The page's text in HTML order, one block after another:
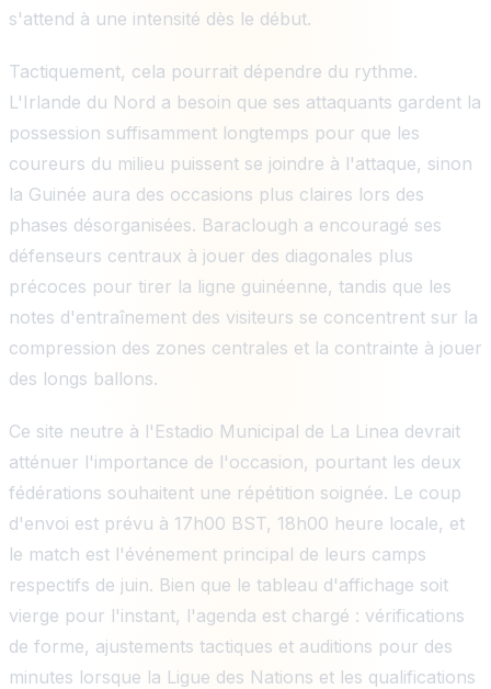
s'attend à une intensité dès le début.
Tactiquement, cela pourrait dépendre du rythme.
L'Irlande du Nord a besoin que ses attaquants gardent la
possession suffisamment longtemps pour que les
coureurs du milieu puissent se joindre à l'attaque, sinon
la Guinée aura des occasions plus claires lors des
phases désorganisées. Baraclough a encouragé ses
défenseurs centraux à jouer des diagonales plus
précoces pour tirer la ligne guinéenne, tandis que les
notes d'entraînement des visiteurs se concentrent sur la
compression des zones centrales et la contrainte à jouer
des longs ballons.
Ce site neutre à l'Estadio Municipal de La Linea devrait
atténuer l'importance de l'occasion, pourtant les deux
fédérations souhaitent une répétition soignée. Le coup
d'envoi est prévu à 17h00 BST, 18h00 heure locale, et
le match est l'événement principal de leurs camps
respectifs de juin. Bien que le tableau d'affichage soit
vierge pour l'instant, l'agenda est chargé : vérifications
de forme, ajustements tactiques et auditions pour des
minutes lorsque la Ligue des Nations et les qualifications